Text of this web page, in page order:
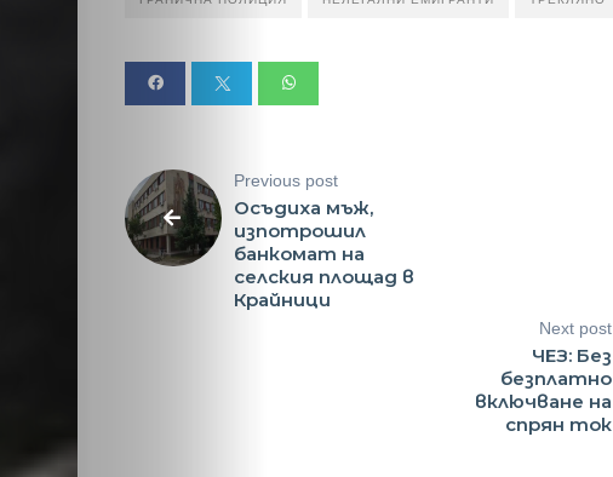
Previous post
Осъдиха мъж,
изпотрошил
банкомат на
селския площад в
Крайници
Next post
ЧЕЗ: Без
безплатно
включване на
спрян ток